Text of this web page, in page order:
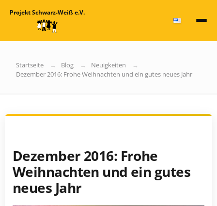
Projekt Schwarz-Weiß e.V.
Startseite Blog
Neuigkeiten
Dezember 2016: Frohe Weihnachten und ein gutes neues Jahr
Dezember 2016: Frohe
Weihnachten und ein gutes
neues Jahr